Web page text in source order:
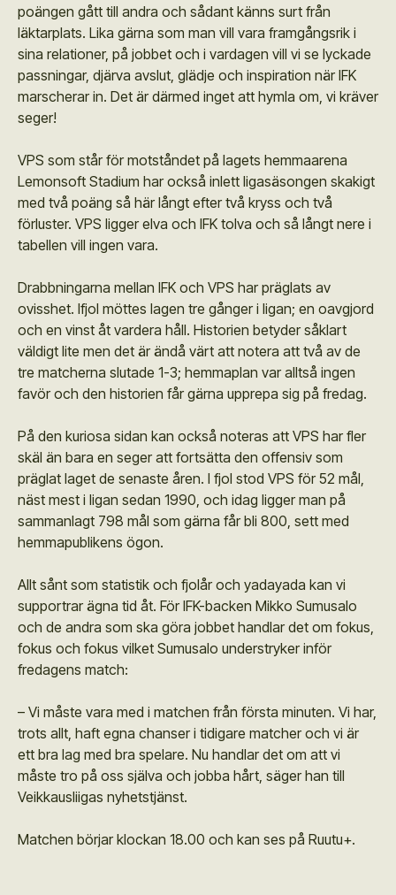
poängen gått till andra och sådant känns surt från
läktarplats. Lika gärna som man vill vara framgångsrik i
sina relationer, på jobbet och i vardagen vill vi se lyckade
passningar, djärva avslut, glädje och inspiration när IFK
marscherar in. Det är därmed inget att hymla om, vi kräver
seger!
VPS som står för motståndet på lagets hemmaarena
Lemonsoft Stadium har också inlett ligasäsongen skakigt
med två poäng så här långt efter två kryss och två
förluster. VPS ligger elva och IFK tolva och så långt nere i
tabellen vill ingen vara.
Drabbningarna mellan IFK och VPS har präglats av
ovisshet. Ifjol möttes lagen tre gånger i ligan; en oavgjord
och en vinst åt vardera håll. Historien betyder såklart
väldigt lite men det är ändå värt att notera att två av de
tre matcherna slutade 1-3; hemmaplan var alltså ingen
favör och den historien får gärna upprepa sig på fredag.
På den kuriosa sidan kan också noteras att VPS har fler
skäl än bara en seger att fortsätta den offensiv som
präglat laget de senaste åren. I fjol stod VPS för 52 mål,
näst mest i ligan sedan 1990, och idag ligger man på
sammanlagt 798 mål som gärna får bli 800, sett med
hemmapublikens ögon.
Allt sånt som statistik och fjolår och yadayada kan vi
supportrar ägna tid åt. För IFK-backen Mikko Sumusalo
och de andra som ska göra jobbet handlar det om fokus,
fokus och fokus vilket Sumusalo understryker inför
fredagens match:
– Vi måste vara med i matchen från första minuten. Vi har,
trots allt, haft egna chanser i tidigare matcher och vi är
ett bra lag med bra spelare. Nu handlar det om att vi
måste tro på oss själva och jobba hårt, säger han till
Veikkausliigas nyhetstjänst.
Matchen börjar klockan 18.00 och kan ses på Ruutu+.